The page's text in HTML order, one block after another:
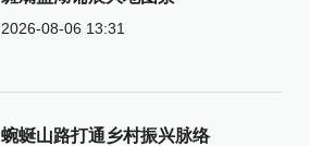
2026-08-06 13:31
蜿蜒山路打通乡村振兴脉络